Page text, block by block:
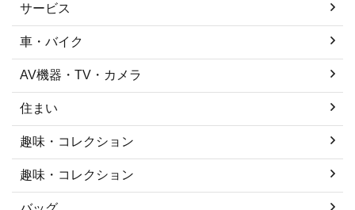
サービス
車・バイク
AV機器・TV・カメラ
住まい
趣味・コレクション
趣味・コレクション